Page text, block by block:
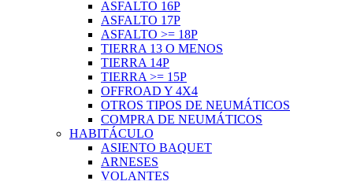
ASFALTO 16P
ASFALTO 17P
ASFALTO >= 18P
TIERRA 13 O MENOS
TIERRA 14P
TIERRA >= 15P
OFFROAD Y 4X4
OTROS TIPOS DE NEUMÁTICOS
COMPRA DE NEUMÁTICOS
HABITÁCULO
ASIENTO BAQUET
ARNESES
VOLANTES